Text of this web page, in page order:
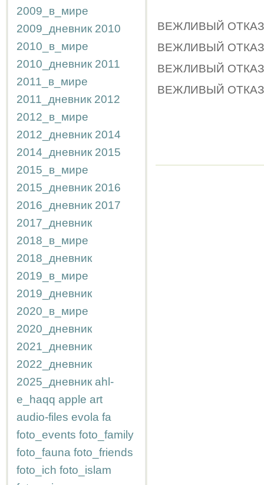
2009_в_мире
2009_дневник 2010
2010_в_мире
2010_дневник 2011
2011_в_мире
2011_дневник 2012
2012_в_мире
2012_дневник 2014
2014_дневник 2015
2015_в_мире
2015_дневник 2016
2016_дневник 2017
2017_дневник
2018_в_мире
2018_дневник
2019_в_мире
2019_дневник
2020_в_мире
2020_дневник
2021_дневник
2022_дневник
2025_дневник ahl-
e_haqq apple art
audio-files evola fa
foto_events foto_family
foto_fauna foto_friends
foto_ich foto_islam
ВЕЖЛИВЫЙ ОТКАЗ /
ВЕЖЛИВЫЙ ОТКАЗ /
ВЕЖЛИВЫЙ ОТКАЗ /
ВЕЖЛИВЫЙ ОТКАЗ /